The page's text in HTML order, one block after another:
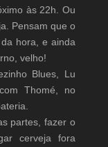
às 22h. Ou
Pensam que o
hora, e ainda
velho!
Blues, Lu
Thomé, no
partes, fazer o
cerveja fora